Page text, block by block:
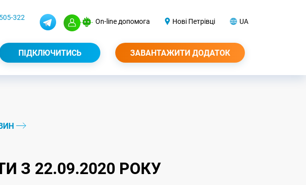
322 On-line допомога Нові Петрівці UA
ПІДКЛЮЧИТИСЬ ЗАВАНТАЖИТИ ДОДАТОК
З 22.09.2020 РОКУ